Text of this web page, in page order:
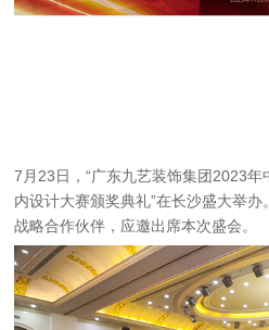
7月23日，“广东九艺装饰集团2023年
内设计大赛颁奖典礼”在长沙盛大举
战略合作伙伴，应邀出席本次盛会。